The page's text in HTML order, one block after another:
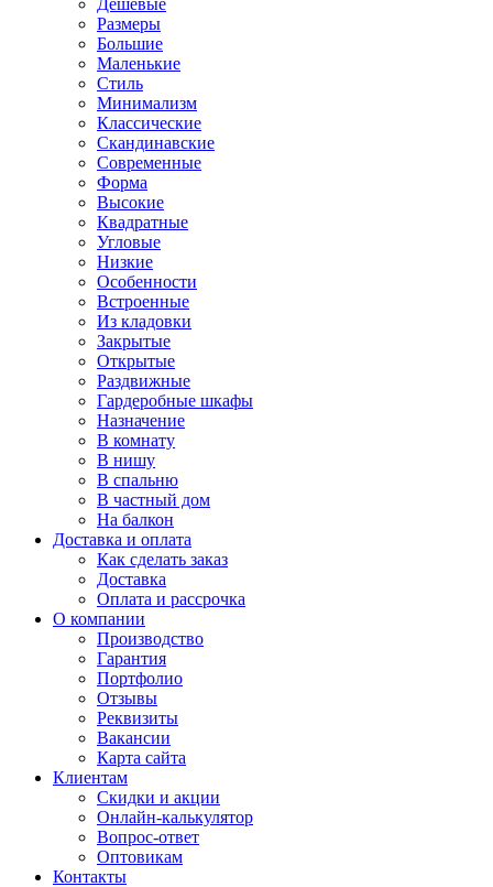
Дешевые
Размеры
Большие
Маленькие
Стиль
Минимализм
Классические
Скандинавские
Современные
Форма
Высокие
Квадратные
Угловые
Низкие
Особенности
Встроенные
Из кладовки
Закрытые
Открытые
Раздвижные
Гардеробные шкафы
Назначение
В комнату
В нишу
В спальню
В частный дом
На балкон
Доставка и оплата
Как сделать заказ
Доставка
Оплата и рассрочка
О компании
Производство
Гарантия
Портфолио
Отзывы
Реквизиты
Вакансии
Карта сайта
Клиентам
Скидки и акции
Онлайн-калькулятор
Вопрос-ответ
Оптовикам
Контакты